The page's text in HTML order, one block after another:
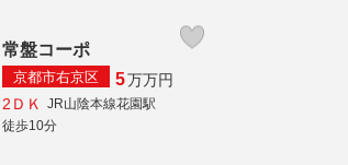
常盤コーポ
京都市右京区 5万万円
2ＤＫ
JR山陰本線花園駅
徒歩10分